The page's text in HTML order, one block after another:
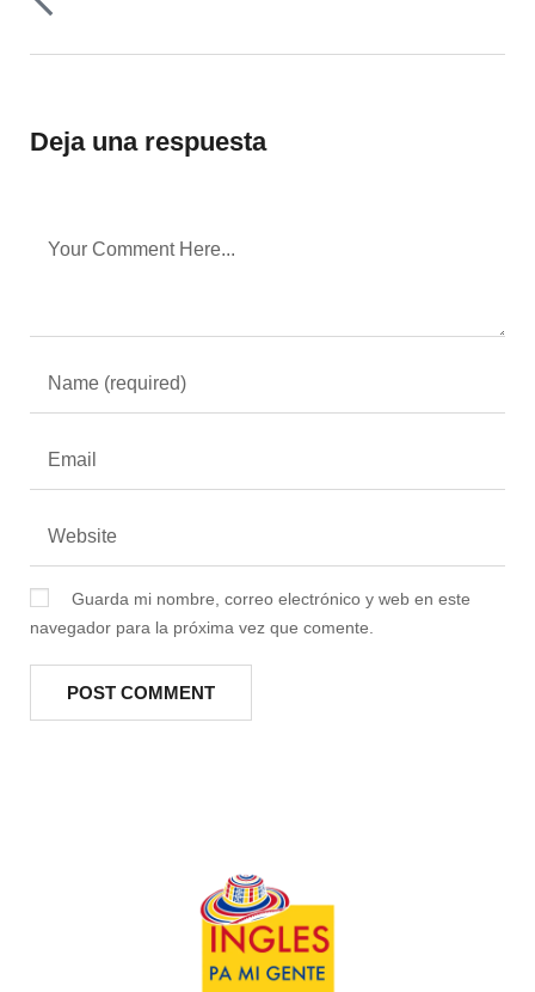
Deja una respuesta
Guarda mi nombre, correo electrónico y web en este
navegador para la próxima vez que comente.